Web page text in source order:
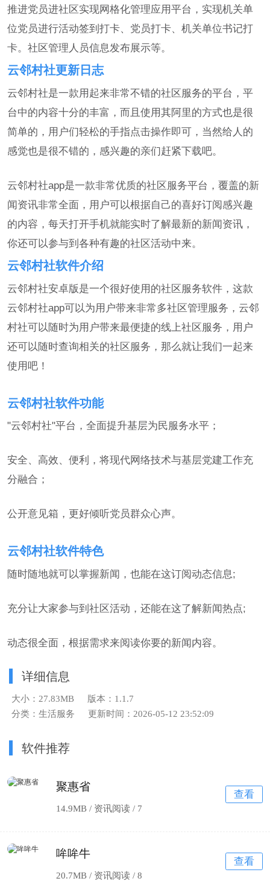
推进党员进社区实现网格化管理应用平台，实现机关单
位党员进行活动签到打卡、党员打卡、机关单位书记打
卡。社区管理人员信息发布展示等。
云邻村社更新日志
云邻村社是一款用起来非常不错的社区服务的平台，平
台中的内容十分的丰富，而且使用其阿里的方式也是很
简单的，用户们轻松的手指点击操作即可，当然给人的
感觉也是很不错的，感兴趣的亲们赶紧下载吧。
云邻村社app是一款非常优质的社区服务平台，覆盖的新
闻资讯非常全面，用户可以根据自己的喜好订阅感兴趣
的内容，每天打开手机就能实时了解最新的新闻资讯，
你还可以参与到各种有趣的社区活动中来。
云邻村社软件介绍
云邻村社安卓版是一个很好使用的社区服务软件，这款
云邻村社app可以为用户带来非常多社区管理服务，云邻
村社可以随时为用户带来最便捷的线上社区服务，用户
还可以随时查询相关的社区服务，那么就让我们一起来
使用吧！
云邻村社软件功能
"云邻村社"平台，全面提升基层为民服务水平；
安全、高效、便利，将现代网络技术与基层党建工作充
分融合；
公开意见箱，更好倾听党员群众心声。
云邻村社软件特色
随时随地就可以掌握新闻，也能在这订阅动态信息;
充分让大家参与到社区活动，还能在这了解新闻热点;
动态很全面，根据需求来阅读你要的新闻内容。
详细信息
大小：27.83MB
版本：1.1.7
分类：生活服务
更新时间：2026-05-12 23:52:09
软件推荐
聚惠省
14.9MB / 资讯阅读 / 7
查看
哞哞牛
20.7MB / 资讯阅读 /8
查看